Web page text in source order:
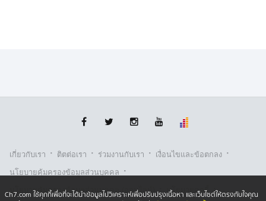
เกี่ยวกับเรา · ติตต่อเรา · ร่วมงานกับเรา · เงื่อนไขและข้อตกลง ·
นโยบายคุ้มครองข้อมูลส่วนบุคคล ·
นโยบายคุ้มครองข้อมูลส่วนบุคคล (ออนไลน์) · นโยบายคุกกี้ ·
Ch7.com ใช้คุกกี้เพื่อที่จะได้นำข้อมูลไปวิเคราะห์เพื่อปรับปรุงเนื้อหา และเว็บไซต์ให้ตรงกับใจคุณ